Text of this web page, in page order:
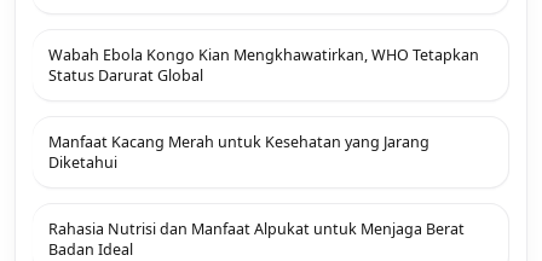
Wabah Ebola Kongo Kian Mengkhawatirkan, WHO Tetapkan
Status Darurat Global
Manfaat Kacang Merah untuk Kesehatan yang Jarang
Diketahui
Rahasia Nutrisi dan Manfaat Alpukat untuk Menjaga Berat
Badan Ideal